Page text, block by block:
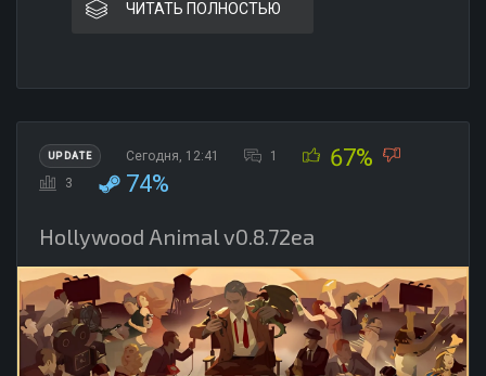
ЧИТАТЬ ПОЛНОСТЬЮ
UPDATE Сегодня, 12:41 1 67%
3 74%
Hollywood Animal v0.8.72ea